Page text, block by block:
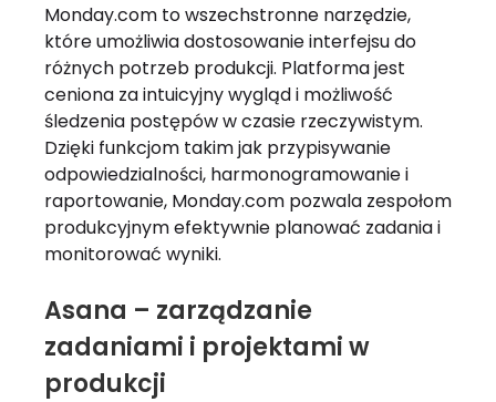
Monday.com to wszechstronne narzędzie,
które umożliwia dostosowanie interfejsu do
różnych potrzeb produkcji. Platforma jest
ceniona za intuicyjny wygląd i możliwość
śledzenia postępów w czasie rzeczywistym.
Dzięki funkcjom takim jak przypisywanie
odpowiedzialności, harmonogramowanie i
raportowanie, Monday.com pozwala zespołom
produkcyjnym efektywnie planować zadania i
monitorować wyniki.
Asana – zarządzanie
zadaniami i projektami w
produkcji